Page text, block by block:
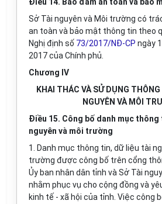
Sở Tài nguyên và Môi trường có
an toàn và bảo mật thông tin theo
Nghị định số 73/2017/NĐ-CP ngày
2017 của Chính phủ.
Chương IV
KHAI THÁC VÀ SỬ DỤNG
NGUYÊN VÀ MÔI
Điều 15. Công bố danh mục
nguyên và môi trường
1. Danh mục thông tin, dữ liệu tài
trường được công bố trên cổng
Ủy ban nhân dân tỉnh và Sở Tài
nhằm phục vụ cho cộng đồng và
kinh tế - xã hội của tỉnh. Việc công